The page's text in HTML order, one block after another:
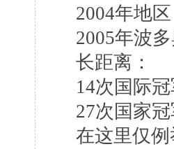
2004年地区
2005年波多
长距离：
14次国际冠
27次国家冠
在这里仅例